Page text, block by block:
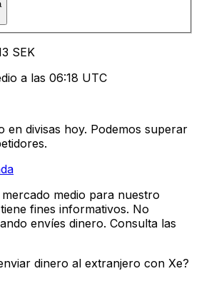
SEK
a las 06:18 UTC
en divisas hoy. Podemos superar
medio para nuestro
fines informativos. No
envíes dinero. Consulta las
dinero al extranjero con Xe?